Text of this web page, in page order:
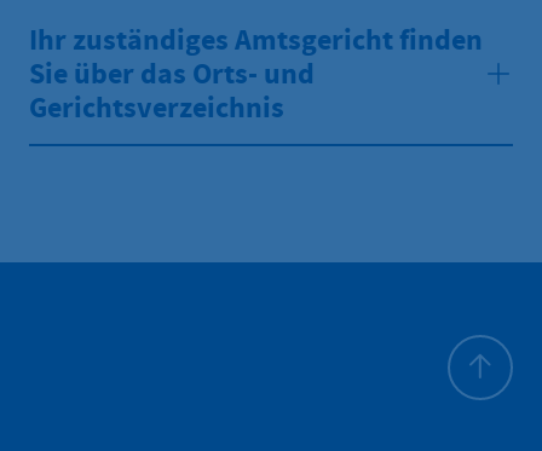
Ihr zuständiges Amtsgericht finden
Sie über das Orts- und
Gerichtsverzeichnis